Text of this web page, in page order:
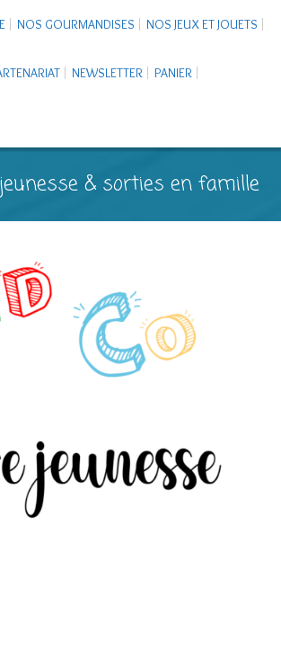
NOS GOURMANDISES NOS JEUX ET JOUETS
NEWSLETTER PANIER
& sorties en famille